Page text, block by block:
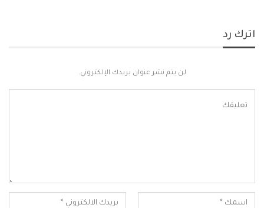
اترك رد
لن يتم نشر عنوان بريدك الإلكتروني.